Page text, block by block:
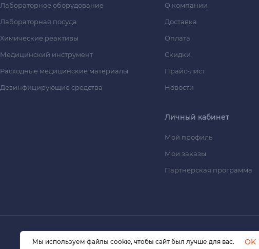
Лабораторное оборудование
Лабораторная посуда
Химические реактивы
Медицинский инструмент
Расходные медицинские материалы
Дезинфицирующие средства
О компании
Доставка
Оплата
Скидки
Прайс-лист
Новости
Личный кабинет
Мой профиль
Мои заказы
Партнерская программа
Мы используем файлы cookie, чтобы сайт был лучше для вас.
OK